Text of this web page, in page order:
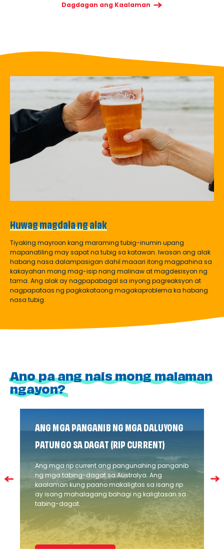
Dagdagan ang Kaalaman
Huwag magdala ng alak
Tiyaking mayroon kang maraming tubig-inumin upang
mapanatiling may sapat na tubig sa katawan. Iwasan ang alak
habang nasa dalampasigan dahil maaari itong magpahina sa
kakayahan mong mag-isip nang malinaw at magdesisyon ng
tama. Ang alak ay nagpapabagal sa inyong pagreaksyon at
nagpapataas ng pagkakataong magakaproblema ka habang
nasa tubig.
Ano pa ang nais mong malaman
ngayon?
ANG MGA PANGANIB NG MGA DALUYONG
PATUNGO SA DAGAT (RIP CURRENT)
Ang mga rip current ang pangunahing panganib
ng mga tabing-dagat sa Australya. Ang
kaalaman kung paano makaligtas sa isang rip
ay isang mahalagang bahagi ng kaligtasan sa
tabing-dagat.